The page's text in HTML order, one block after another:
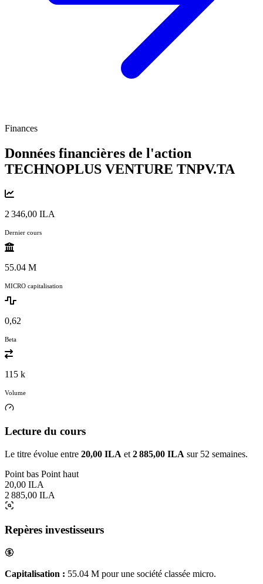
Finances
Données financières de l'action
TECHNOPLUS VENTURE TNPV.TA
2 346,00 ILA
Dernier cours
55.04 M
MICRO capitalisation
0,62
Beta
115 k
Volume
Lecture du cours
Le titre évolue entre 20,00 ILA et 2 885,00 ILA sur 52 semaines.
Point bas Point haut
20,00 ILA
2 885,00 ILA
Repères investisseurs
Capitalisation : 55.04 M pour une société classée micro.